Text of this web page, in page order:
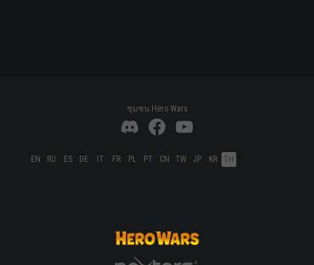
ชุมชน Hero Wars
EN RU ES DE IT FR PL PT CN TW JP KR TH